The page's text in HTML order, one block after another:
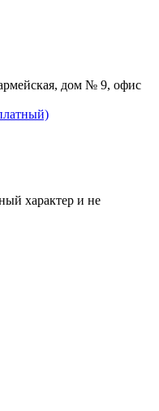
дом № 9, офис
характер и не